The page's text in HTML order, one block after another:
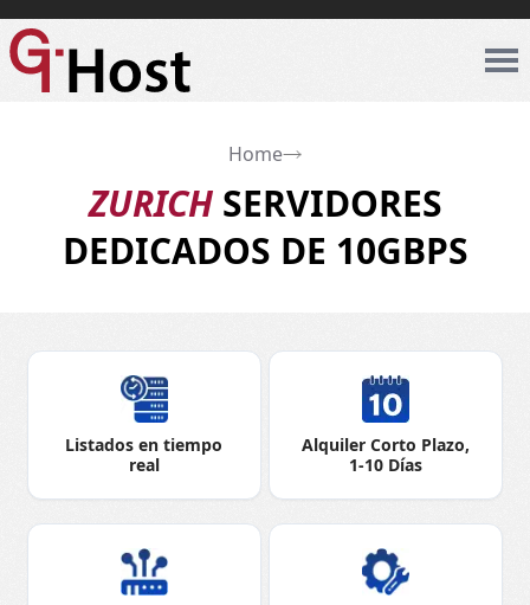
Home
ZURICHSERVIDORES
DEDICADOS DE 10GBPS
Listados en tiempo
real
Alquiler Corto Plazo,
1-10 Días